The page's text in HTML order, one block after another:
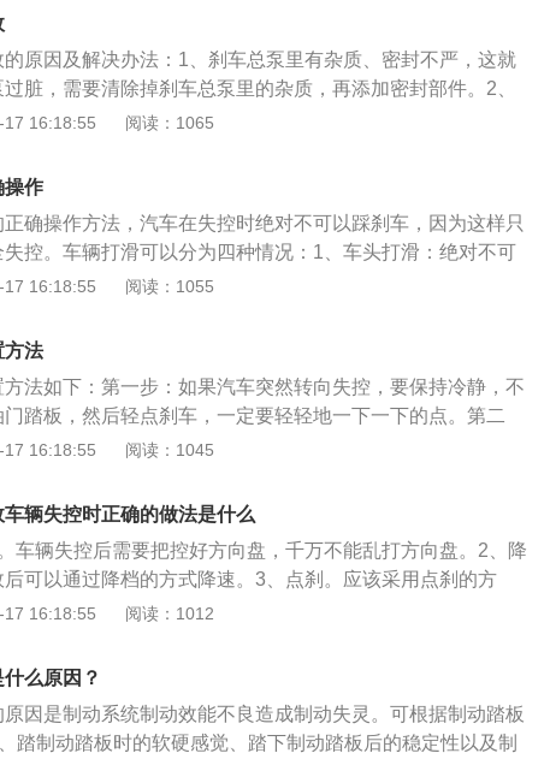
高速公路下坡路段都会设置。2、汽车在下坡行驶时制动突
向下一级或下一级减速，利用发动机牵阻控制车速，迅速利用
或向上坡道行驶，使用驻车制动器一次拉紧。不能用快拉紧驻
级减挡的方法。如不得已，车体可与山坡、路旁的岩石、树
动车减速停车。3、当大型客货车失控应该把好方向盘不要
的方式来减慢车速，采用降挡的方式，依靠牵引力降低车
，防止刹车过热，采用点刹，不要一直踩刹车，防止车轮抱
重的事故。打开双闪，按喇叭提醒前车。如果在高速上行驶，
，危害极大。超载是大货车最常见的危险行为。大货车普遍
制动距离延长，甚至制动失灵；如果严重超载，则会因轮胎
而引发爆胎、突然偏驶、制动失灵、翻车等事故。
原因及解决办法：1、刹车总泵里有杂质、密封不严，这就
脏，需要清除掉刹车总泵里的杂质，再添加密封部件。2、
车真空泵坏了的表现有刹车性能差或无刹车效果，有时候甚
注干净的刹车油。4、刹车总泵或分泵漏油；这就只能是更
分泵，换完以后再加注新的刹车油。5、储气罐或管路接口漏
补或者更换，完成拆出来的工作，使用风焊加焊条给储气瓶
后测试效果如何，没有泄气的话可以装回原位，如果无法修
。6、严重超载；要按照汽车的承载容量规定来装载人或货
片。在更换刹车片后，在测试之前，用手转动刹车盘以检查
、制动主缸缺少制动液；及时添加补充制动液。9、制动总泵
活塞就好。制动系统的保养方法：用刹车盘清洗剂清除灰尘
刹车片两端的滑动槽内涂有润滑剂；每个轮胎螺杆与胎铃与
16:18:55 阅读：1065
操作
确操作方法，汽车在失控时绝对不可以踩刹车，因为这样只
控。车辆打滑可以分为四种情况：1、车头打滑：绝对不可
油门，同时将方向盘往车头打滑的方向打(不要太多)让前轮
方向盘往车尾打滑的方向打(不用太多)，等车辆恢复控制停
方向并小加油门。3、四轮打滑：绝对不可踩刹车，先慢慢
盘等车子停止打滑，立刻加油向前。4、车辆强烈摇摆时：
判车尾将甩往的方向，事先将方向盘往那个方向打，绝对不
制动，车子绝对飞出路面。预防车辆出现打滑的方法：首
合理范围内，平稳出行。特殊情况下甚至可以拒绝驾车出
交通工具。其次，车主可以给爱车配备防滑装置，降低车辆
车主需要正确地使用刹车，遇到紧急情况的时候，尽量用“点
16:18:55 阅读：1055
方法
法如下：第一步：如果汽车突然转向失控，要保持冷静，不
踏板，然后轻点刹车，一定要轻轻地一下一下的点。第二
控，要学会利用发动机制动来降速，要一档一档的降，记得
报警灯，点击开启。第四步：当车速降低后，我们可以用手刹
制动手刹，等车辆控制住后，在车后边150米处放置警示牌，
车仍能直线行驶，且前方道路允许其直线行驶，则不允许紧
板，轻拉驻车制动杆，缓慢平稳地停止。当汽车偏离直线行
避免，需要果断连续踩下制动踏板，让汽车尽快减速停车，
雪路滑等，还有转向机构中有零部件脱落、损坏、卡滞时，
然失控。
16:18:55 阅读：1045
辆失控时正确的做法是什么
车辆失控后需要把控好方向盘，千万不能乱打方向盘。2、降
可以通过降档的方式降速。3、点刹。应该采用点刹的方
，防止车轮抱死滑行，造成更严重的事故。4、与障碍物刮
手刹。行车过程中不要持续拉手刹，不然很可能出现刹车片
入紧急避险车道。寻找附近紧急避险车道并驶入，同时打开
前车。为了防止大型货车突然出现制动失效的现象，需要在
期的检查和保养。大型货车采用气动刹车，要注意定期排出
16:18:55 阅读：1012
么原因？
因是制动系统制动效能不良造成制动失灵。可根据制动踏板
踏制动踏板时的软硬感觉、踏下制动踏板后的稳定性以及制